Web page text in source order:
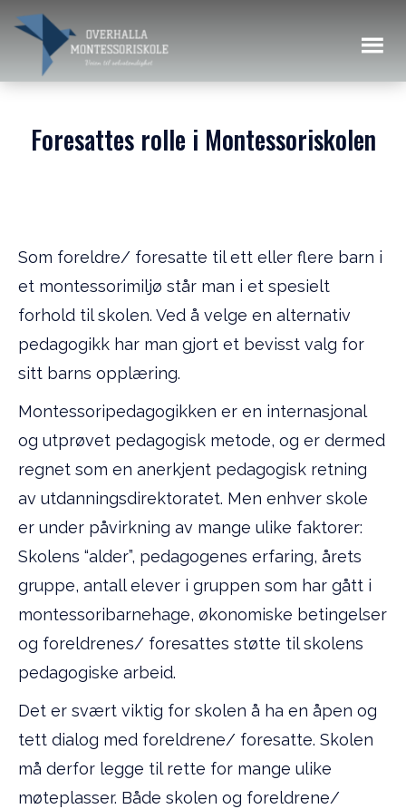
Foresattes rolle i Montessoriskolen
Som foreldre/ foresatte til ett eller flere barn i
et montessorimiljø står man i et spesielt
forhold til skolen. Ved å velge en alternativ
pedagogikk har man gjort et bevisst valg for
sitt barns opplæring.
Montessoripedagogikken er en internasjonal
og utprøvet pedagogisk metode, og er dermed
regnet som en anerkjent pedagogisk retning
av utdanningsdirektoratet. Men enhver skole
er under påvirkning av mange ulike faktorer:
Skolens “alder”, pedagogenes erfaring, årets
gruppe, antall elever i gruppen som har gått i
montessoribarnehage, økonomiske betingelser
og foreldrenes/ foresattes støtte til skolens
pedagogiske arbeid.
Det er svært viktig for skolen å ha en åpen og
tett dialog med foreldrene/ foresatte. Skolen
må derfor legge til rette for mange ulike
møteplasser. Både skolen og foreldrene/